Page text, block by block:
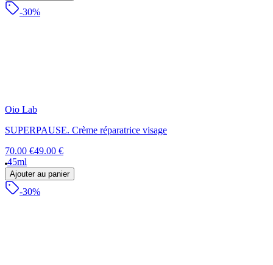
-30%
Oio Lab
SUPERPAUSE. Crème réparatrice visage
70.00 €49.00 €
45ml
Ajouter au panier
-30%